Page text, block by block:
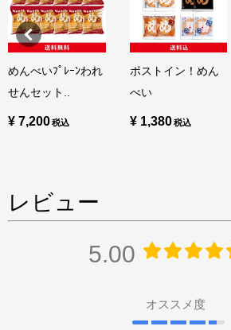
めんべいﾌﾟﾚｰﾝわれ
せんセット..
¥ 7,200
ポストイン！めん
べい
¥ 1,380
レビュー
5.00
オススメ度